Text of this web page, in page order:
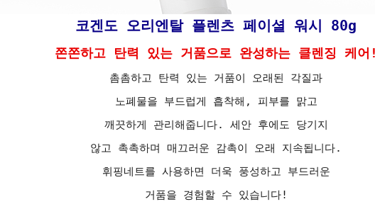
코겐도 오리엔탈 플렌츠 페이셜 워시 80g
쫀쫀하고 탄력 있는 거품으로 완성하는 클렌징 케
촘촘하고 탄력 있는 거품이 오래된 각질과
노폐물을 부드럽게 흡착해, 피부를 맑고
깨끗하게 관리해줍니다. 세안 후에도 당기지
않고 촉촉하며 매끄러운 감촉이 오래 지속됩니다.
휘핑네트를 사용하면 더욱 풍성하고 부드러운
거품을 경험할 수 있습니다!